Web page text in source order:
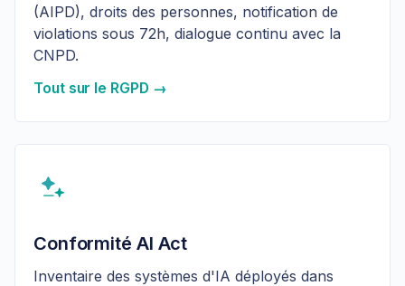
(AIPD), droits des personnes, notification de
violations sous 72h, dialogue continu avec la
CNPD.
Tout sur le RGPD →
Conformité AI Act
Inventaire des systèmes d'IA déployés dans